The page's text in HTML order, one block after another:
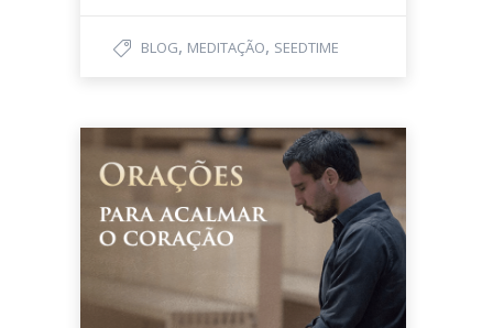
BLOG, MEDITAÇÃO, SEEDTIME